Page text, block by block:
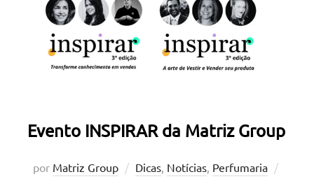
Evento INSPIRAR da Matriz Group
por Matriz Group Dicas, Notícias, Perfumaria